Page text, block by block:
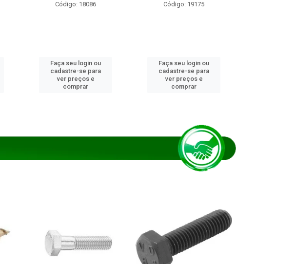
Código: 18086
Faça seu login ou
cadastre-se para
ver preços e
comprar
Código: 19175
Faça seu login ou
cadastre-se para
ver preços e
comprar